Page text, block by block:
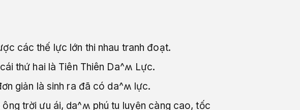
các thế lực lớn thi nhau tranh đoạt.
thứ hai là Tiên Thiên Da^ʍ Lực.
giản là sinh ra đã có da^ʍ lực.
trời ưu ái, da^ʍ phú tu luyện càng cao, tốc